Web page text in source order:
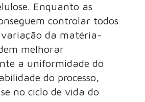
Enquanto as
controlar todos
variação da matéria-
melhorar
a uniformidade do
do processo,
no ciclo de vida do